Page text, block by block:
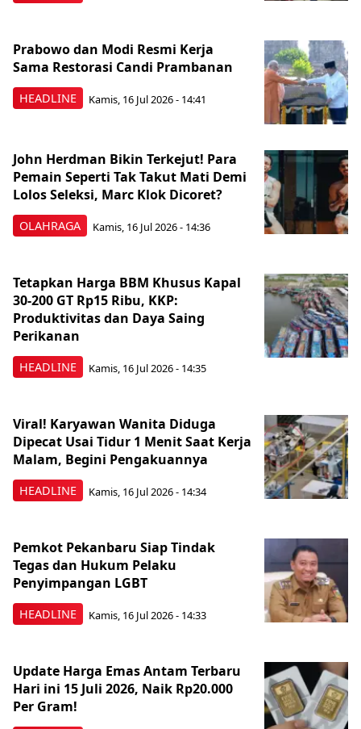
HEADLINE
Prabowo dan Modi Resmi Kerja
Sama Restorasi Candi Prambanan
Kamis, 16 Jul 2026 - 14:41
OLAHRAGA
John Herdman Bikin Terkejut! Para
Pemain Seperti Tak Takut Mati Demi
Lolos Seleksi, Marc Klok Dicoret?
Kamis, 16 Jul 2026 - 14:36
HEADLINE
Tetapkan Harga BBM Khusus Kapal
30-200 GT Rp15 Ribu, KKP:
Produktivitas dan Daya Saing
Perikanan
Kamis, 16 Jul 2026 - 14:35
HEADLINE
Viral! Karyawan Wanita Diduga
Dipecat Usai Tidur 1 Menit Saat Kerja
Malam, Begini Pengakuannya
Kamis, 16 Jul 2026 - 14:34
HEADLINE
Pemkot Pekanbaru Siap Tindak
Tegas dan Hukum Pelaku
Penyimpangan LGBT
Kamis, 16 Jul 2026 - 14:33
Update Harga Emas Antam Terbaru
Hari ini 15 Juli 2026, Naik Rp20.000
Per Gram!